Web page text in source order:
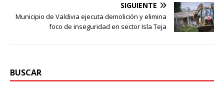
SIGUIENTE
Municipio de Valdivia ejecuta demolición y elimina
foco de inseguridad en sector Isla Teja
BUSCAR